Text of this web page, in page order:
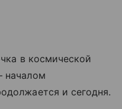
в космической
началом
и сегодня.